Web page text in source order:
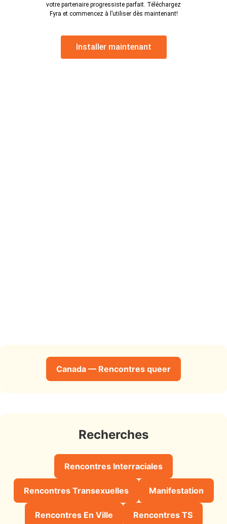
votre partenaire progressiste parfait. Téléchargez
Fyra et commencez à l’utiliser dès maintenant!
Installer maintenant
Canada — Rencontres queer
Recherches
Rencontres Interraciales
Rencontres Transexuelles Manifestation
Rencontres En Ville Rencontres TS